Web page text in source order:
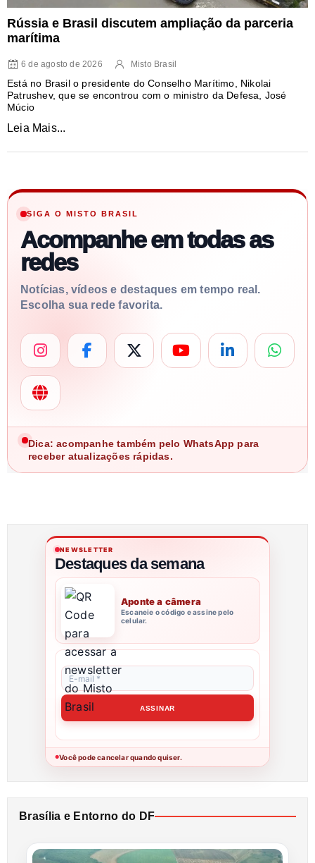
Rússia e Brasil discutem ampliação da parceria
marítima
6 de agosto de 2026 Misto Brasil
Está no Brasil o presidente do Conselho Marítimo, Nikolai
Patrushev, que se encontrou com o ministro da Defesa, José
Múcio
Leia Mais...
SIGA O MISTO BRASIL
Acompanhe em todas as
redes
Notícias, vídeos e destaques em tempo real.
Escolha sua rede favorita.
Dica: acompanhe também pelo WhatsApp para
receber atualizações rápidas.
NEWSLETTER
Destaques da semana
Aponte a câmera
Escaneie o código e assine pelo
celular.
●Você pode cancelar quando quiser.
Brasília e Entorno do DF